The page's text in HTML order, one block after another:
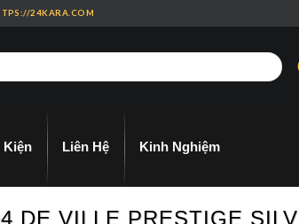
24KARA.COM
Kiện Liên Hệ Kinh Nghiệm
DE VILLE PRESTIGE